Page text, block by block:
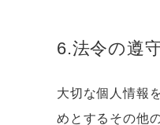
6.法令の遵
大切な個人情報
めとするその他